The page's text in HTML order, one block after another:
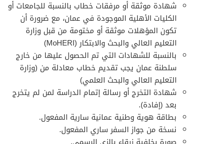
شهادة موثقة أو مرفقات خطاب بالنسبة للجامعات أو
الكليات الأهلية الموجودة في عمان، مع ضرورة أن
تكون المؤهلات موثقة أو مختومة من قبل وزارة
التعليم العالي والبحث والابتكار (MoHERI)
بالنسبة للشهادات التي تم الحصول عليها من خارج
سلطنة عمان يجب تقديم خطاب معادلة من (وزارة
التعليم العالي والبحث العلمي)
شهادة التخرج أو رسالة إتمام الدراسة لمن لم يتخرج
بعد (إفادة).
بطاقة هوية وطنية عمانية سارية المفعول.
نسخة من جواز السفر ساري المفعول.